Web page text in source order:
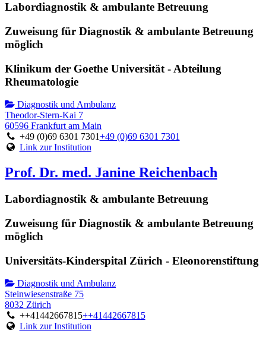
Labordiagnostik & ambulante Betreuung
Zuweisung für Diagnostik & ambulante Betreuung
möglich
Klinikum der Goethe Universität - Abteilung
Rheumatologie
Diagnostik und Ambulanz
Theodor-Stern-Kai 7
60596 Frankfurt am Main
+49 (0)69 6301 7301+49 (0)69 6301 7301
Link zur Institution
Prof. Dr. med. Janine Reichenbach
Labordiagnostik & ambulante Betreuung
Zuweisung für Diagnostik & ambulante Betreuung
möglich
Universitäts-Kinderspital Zürich - Eleonorenstiftung
Diagnostik und Ambulanz
Steinwiesenstraße 75
8032 Zürich
++41442667815++41442667815
Link zur Institution